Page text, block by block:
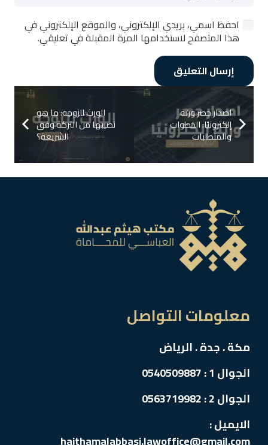
احفظ اسمي، بريدي الإلكتروني، والموقع الإلكتروني في
هذا المتصفح لاستخدامها المرة المقبلة في تعليقي.
إرسال التعليق
الورث للزوجه: ما هو
نصيبها من التركة وفق
الشريعة؟
اصدار حصر ورثة
إلكترونيًا: الخطوات
والمتطلبات
معلومات التواصل
مكة . جدة . الرياض
الجوال 1 : 0540509887
الجوال 2 : 0563719982
الايميل :
haithamalabbasi.lawoffice@gmail.com